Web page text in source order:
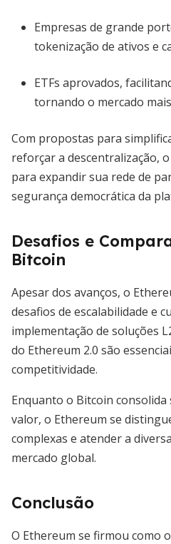
Empresas de grande
tokenização de ativos e
ETFs aprovados,
tornando o mercado
Com propostas para
reforçar a descentralização,
para expandir sua rede de
segurança democrática da
Desafios e
Bitcoin
Apesar dos avanços, o
desafios de escalabilidade e
implementação de soluções
do Ethereum 2.0 são
competitividade.
Enquanto o Bitcoin consolida
valor, o Ethereum se
complexas e atender a
mercado global.
Conclusão
O Ethereum se firmou como